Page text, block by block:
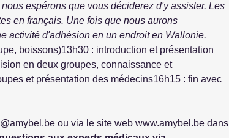
espérons que vous déciderez d'y assister. Les
en français. Une fois que nous aurons
activité d'adhésion en un endroit en Wallonie.
boissons)13h30 : introduction et présentation
en deux groupes, connaissance et
et présentation des médecins16h15 : fin avec
ou via le site web www.amybel.be dans